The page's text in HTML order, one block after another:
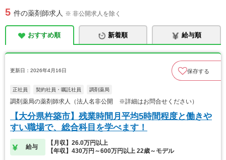
5 件の薬剤師求人 ※ 非公開求人を除く
おすすめ順 新着順 給与順
更新日：2026年4月16日 保存する
正社員 契約社員・嘱託社員 調剤薬局
調剤薬局の薬剤師求人（法人名非公開 ※詳細はお問合せください）
【大分県杵築市】残業時間月平均5時間程度と働きや
すい職場で、総合科目を学べます！
給与
【月収】26.0万円以上
【年収】430万円～600万円以上 22歳～モデル